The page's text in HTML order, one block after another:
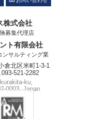
株式会社
募集代理店
ト有限会社
ンサルティング業
倉北区米町1-3-1
521-2282
ku,
0003, Japan
7777